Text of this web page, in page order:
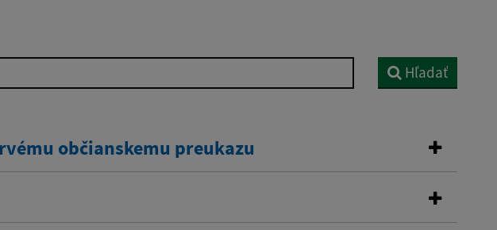
Hľadať
občianskemu preukazu